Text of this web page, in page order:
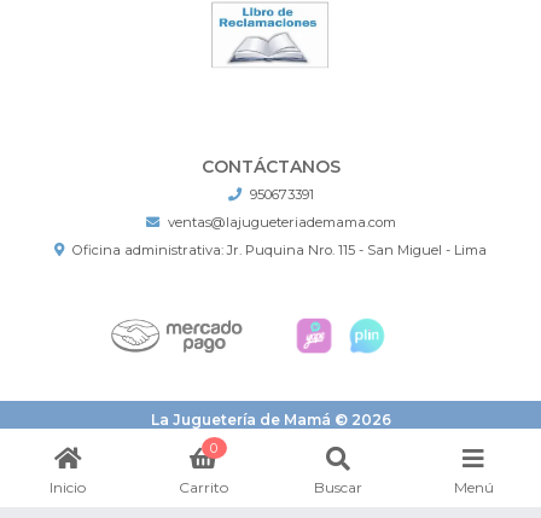
CONTÁCTANOS
950673391
ventas@lajugueteriademama.com
Oficina administrativa: Jr. Puquina Nro. 115 - San Miguel - Lima
La Juguetería de Mamá © 2026
¿Te gusta mi tienda? Yo vendo con
Inicio
0
Carrito Buscar Menú